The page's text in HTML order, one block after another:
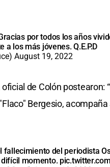
por todos los años
los más jóvenes. Q.E.P.D
August 19, 2022
de Colón postearon:
Bergesio,
fallecimiento del periodista
momento.